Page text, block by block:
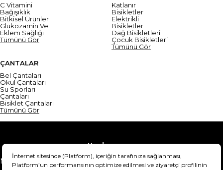
C Vitamini
Bağışıklık
Bitkisel Ürünler
Glukozamin Ve
Eklem Sağlığı
Tümünü Gör
Katlanır
Bisikletler
Elektrikli
Bisikletler
Dağ Bisikletleri
Çocuk Bisikletleri
Tümünü Gör
ÇANTALAR
Bel Çantaları
Okul Çantaları
Su Sporları
Çantaları
Bisiklet Çantaları
Tümünü Gör
Yardım
Mesafeli Satış Sözleşmesi
Teslimat Bilgisi